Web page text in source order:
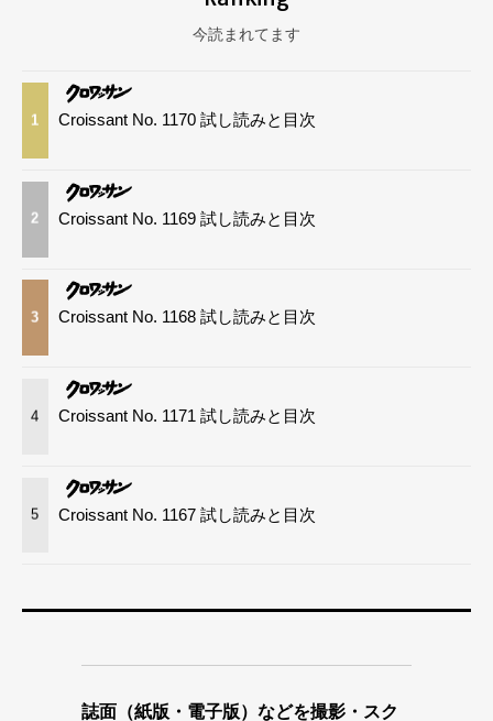
今読まれてます
1 Croissant No. 1170 試し読みと目次
2 Croissant No. 1169 試し読みと目次
3 Croissant No. 1168 試し読みと目次
4 Croissant No. 1171 試し読みと目次
5 Croissant No. 1167 試し読みと目次
誌面（紙版・電子版）などを撮影・スク